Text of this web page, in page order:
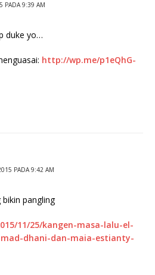
PADA 9:39 AM
duke yo…
http://wp.me/p1eQhG-
PADA 9:42 AM
pangling
11/25/kangen-masa-lalu-el-
dhani-dan-maia-estianty-